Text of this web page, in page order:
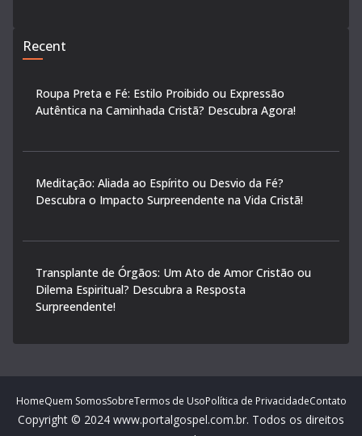
Recent
Roupa Preta e Fé: Estilo Proibido ou Expressão
Autêntica na Caminhada Cristã? Descubra Agora!
Meditação: Aliada ao Espírito ou Desvio da Fé?
Descubra o Impacto Surpreendente na Vida Cristã!
Transplante de Órgãos: Um Ato de Amor Cristão ou
Dilema Espiritual? Descubra a Resposta
Surpreendente!
HomeQuem SomosSobreTermos de UsoPolítica de PrivacidadeContato
Copyright © 2024 www.portalgospel.com.br. Todos os direitos